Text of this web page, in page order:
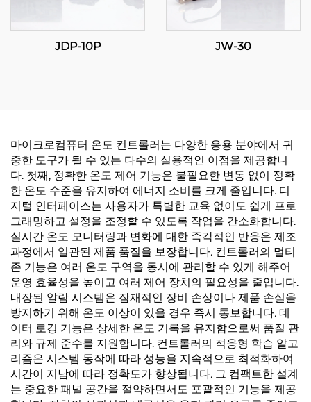
JDP-10P JW-30
마이크로컴퓨터 온도 컨트롤러는 다양한 응용 분야에서 귀
중한 도구가 될 수 있는 다수의 실용적인 이점을 제공합니
다. 첫째, 정확한 온도 제어 기능은 불필요한 변동 없이 정확
한 온도 수준을 유지하여 에너지 소비를 크게 줄입니다. 디
지털 인터페이스는 사용자가 특별한 교육 없이도 쉽게 프로
그래밍하고 설정을 조정할 수 있도록 작업을 간소화합니다.
실시간 온도 모니터링과 변화에 대한 즉각적인 반응은 제조
과정에서 일관된 제품 품질을 보장합니다. 컨트롤러의 멀티
존 기능은 여러 온도 구역을 동시에 관리할 수 있게 해주어
운영 효율성을 높이고 여러 제어 장치의 필요성을 줄입니다.
내장된 알람 시스템은 잠재적인 장비 손상이나 제품 손실을
방지하기 위해 온도 이상이 있을 경우 즉시 통보합니다. 데
이터 로깅 기능은 상세한 온도 기록을 유지함으로써 품질 관
리와 규제 준수를 지원합니다. 컨트롤러의 적응형 학습 알고
리즘은 시스템 동작에 따라 성능을 지속적으로 최적화하여
시간이 지남에 따라 정확도가 향상됩니다. 그 컴팩트한 설계
는 중요한 패널 공간을 절약하면서도 포괄적인 기능을 제공